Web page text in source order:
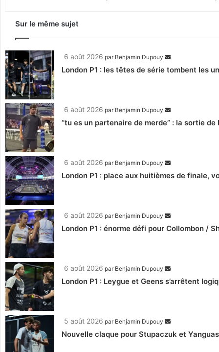
Sur le même sujet
6 août 2026 par Benjamin Dupouy
London P1 : les têtes de série tombent les
6 août 2026 par Benjamin Dupouy
“tu es un partenaire de merde” : la sortie
6 août 2026 par Benjamin Dupouy
London P1 : place aux huitièmes de finale,
6 août 2026 par Benjamin Dupouy
London P1 : énorme défi pour Collombon /
6 août 2026 par Benjamin Dupouy
London P1 : Leygue et Geens s’arrêtent
5 août 2026 par Benjamin Dupouy
Nouvelle claque pour Stupaczuk et